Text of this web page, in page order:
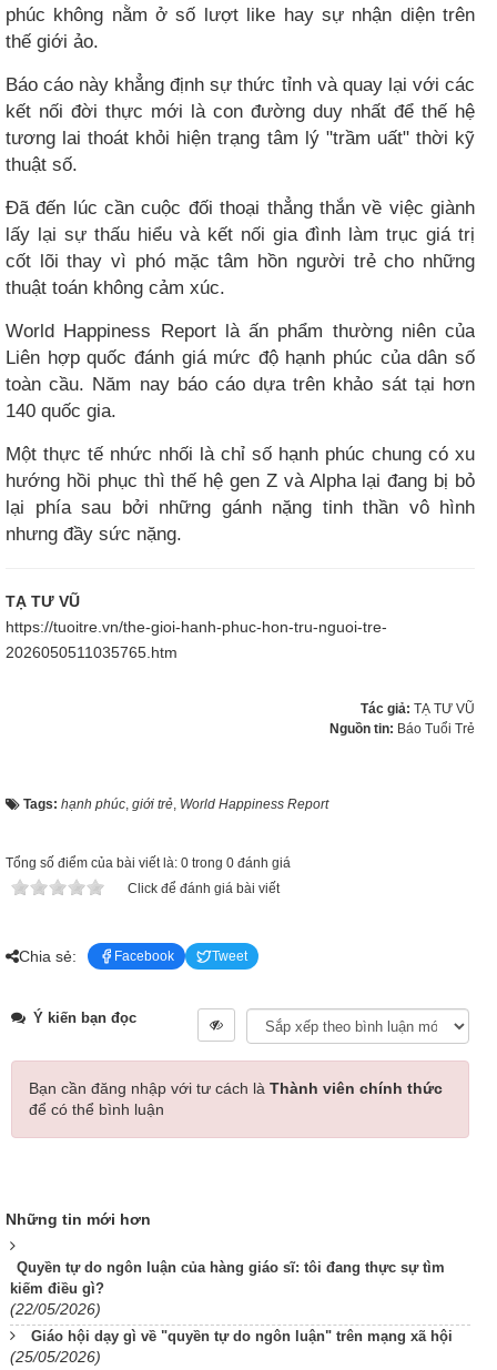
phúc không nằm ở số lượt like hay sự nhận diện trên
thế giới ảo.
Báo cáo này khẳng định sự thức tỉnh và quay lại với các
kết nối đời thực mới là con đường duy nhất để thế hệ
tương lai thoát khỏi hiện trạng tâm lý "trầm uất" thời kỹ
thuật số.
Đã đến lúc cần cuộc đối thoại thẳng thắn về việc giành
lấy lại sự thấu hiểu và kết nối gia đình làm trục giá trị
cốt lõi thay vì phó mặc tâm hồn người trẻ cho những
thuật toán không cảm xúc.
World Happiness Report là ấn phẩm thường niên của
Liên hợp quốc đánh giá mức độ hạnh phúc của dân số
toàn cầu. Năm nay báo cáo dựa trên khảo sát tại hơn
140 quốc gia.
Một thực tế nhức nhối là chỉ số hạnh phúc chung có xu
hướng hồi phục thì thế hệ gen Z và Alpha lại đang bị bỏ
lại phía sau bởi những gánh nặng tinh thần vô hình
nhưng đầy sức nặng.
TẠ TƯ VŨ
https://tuoitre.vn/the-gioi-hanh-phuc-hon-tru-nguoi-tre-
2026050511035765.htm
Tác giả: TẠ TƯ VŨ
Nguồn tin: Báo Tuổi Trẻ
Tags: hạnh phúc, giới trẻ, World Happiness Report
Tổng số điểm của bài viết là: 0 trong 0 đánh giá
Click để đánh giá bài viết
Chia sẻ: Facebook Tweet
Ý kiến bạn đọc
Bạn cần đăng nhập với tư cách là Thành viên chính thức
để có thể bình luận
Những tin mới hơn
Quyền tự do ngôn luận của hàng giáo sĩ: tôi đang thực sự tìm
kiếm điều gì?
(22/05/2026)
Giáo hội dạy gì về "quyền tự do ngôn luận" trên mạng xã hội
(25/05/2026)